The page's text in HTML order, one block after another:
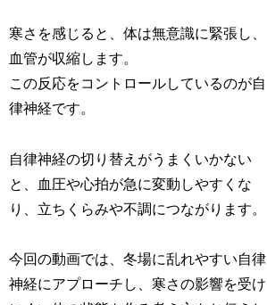
寒さを感じると、体は無意識に緊張し、
血管が収縮します。
この反応をコントロールしているのが自
律神経です。
自律神経の切り替えがうまくいかない
と、血圧や心拍が急に変動しやすくな
り、立ちくらみや不調につながります。
今回の動画では、冬場に乱れやすい自律
神経にアプローチし、寒さの影響を受け